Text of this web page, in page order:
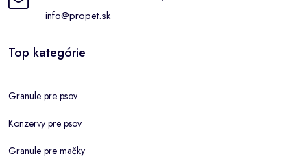
info@propet.sk
Top kategórie
Granule pre psov
Konzervy pre psov
Granule pre mačky